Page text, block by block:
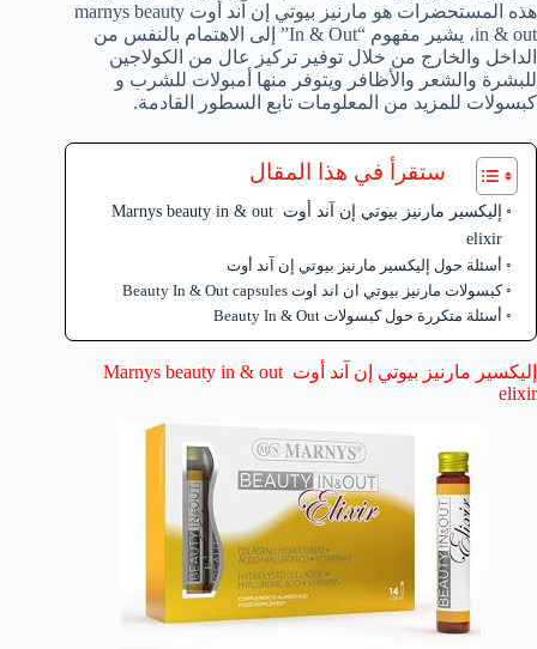
هذه المستحضرات هو مارنيز بيوتي إن آند أوت marnys beauty
in & out، يشير مفهوم “In & Out” إلى الاهتمام بالنفس من
الداخل والخارج من خلال توفير تركيز عال من الكولاجين
للبشرة والشعر والأظافر ويتوفر منها أمبولات للشرب و
كبسولات للمزيد من المعلومات تابع السطور القادمة.
ستقرأ في هذا المقال
إليكسير مارنيز بيوتي إن آند أوت Marnys beauty in & out
elixir
أسئلة حول إليكسير مارنيز بيوتي إن آند أوت
كبسولات مارنيز بيوتي ان اند اوت Beauty In & Out capsules
أسئلة متكررة حول كبسولات Beauty In & Out
إليكسير مارنيز بيوتي إن آند أوت Marnys beauty in & out
elixir